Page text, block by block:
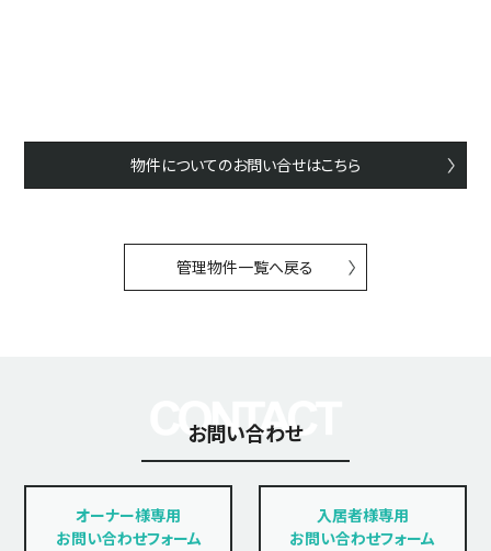
物件についてのお問い合せはこちら
管理物件一覧へ戻る
お問い合わせ
オーナー様専用
お問い合わせフォーム
入居者様専用
お問い合わせフォーム